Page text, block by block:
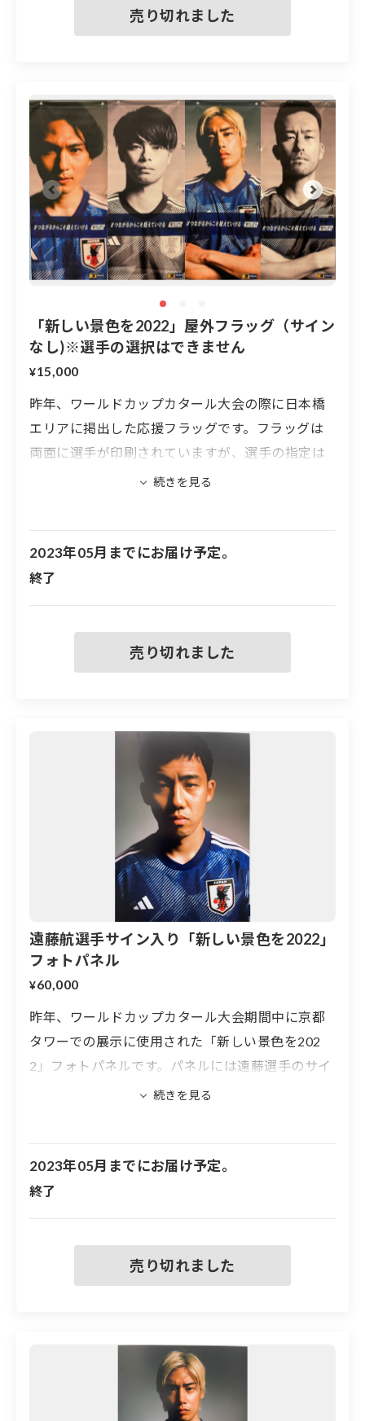
※実際に屋外に掲出したフラッグのため、汚れや
傷などがある場合もあります
「新しい景色を2022」屋外フラッグ（サイン
なし)※選手の選択はできません
¥15,000
昨年、ワールドカップカタール大会の際に日本橋
エリアに掲出した応援フラッグです。フラッグは
両面に選手が印刷されていますが、選手の指定は
※選手の指定はできません。
※フラッグの大きさは600mm×1400mmです
※実際に屋外に掲出したフラッグのため、汚れや
傷などがある場合もあります
2023年05月までにお届け予定。
終了
遠藤航選手サイン入り「新しい景色を2022」
フォトパネル
¥60,000
昨年、ワールドカップカタール大会期間中に京都
タワーでの展示に使用された「新しい景色を202
2」フォトパネルです。パネルには遠藤選手のサイ
※実際に展示したフォトパネルのため、汚れや傷
などがある場合があります
2023年05月までにお届け予定。
終了